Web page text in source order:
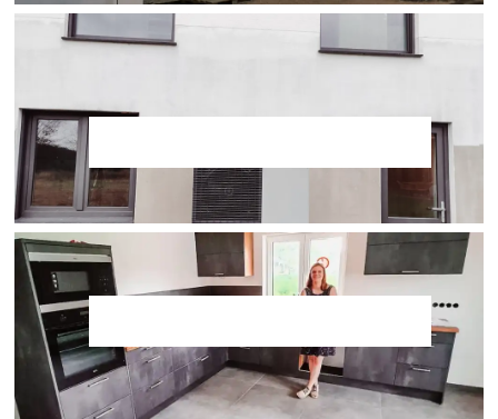
Aktuelle Seite: Start/Start